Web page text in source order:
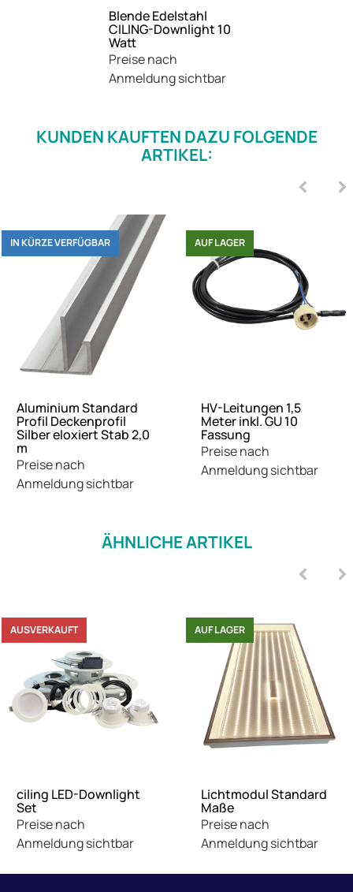
Blende Edelstahl
CILING-Downlight 10
Watt
Preise nach
Anmeldung sichtbar
KUNDEN KAUFTEN DAZU FOLGENDE
ARTIKEL:
IN KÜRZE VERFÜGBAR
Aluminium Standard
Profil Deckenprofil
Silber eloxiert Stab 2,0
m
Preise nach
Anmeldung sichtbar
AUF LAGER
HV-Leitungen 1,5
Meter inkl. GU 10
Fassung
Preise nach
Anmeldung sichtbar
ÄHNLICHE ARTIKEL
AUSVERKAUFT
ciling LED-Downlight
Set
Preise nach
Anmeldung sichtbar
AUF LAGER
Lichtmodul Standard
Maße
Preise nach
Anmeldung sichtbar